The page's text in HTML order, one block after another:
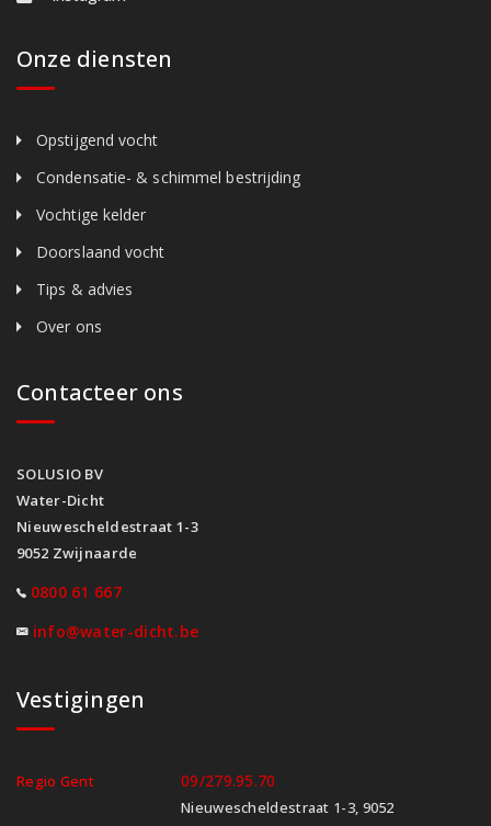
Onze diensten
Opstijgend vocht
Condensatie- & schimmel bestrijding
Vochtige kelder
Doorslaand vocht
Tips & advies
Over ons
Contacteer ons
SOLUSIO BV
Water-Dicht
Nieuwescheldestraat 1-3
9052 Zwijnaarde
0800 61 667
info@water-dicht.be
Vestigingen
Regio Gent 09/279.95.70
Nieuwescheldestraat 1-3, 9052